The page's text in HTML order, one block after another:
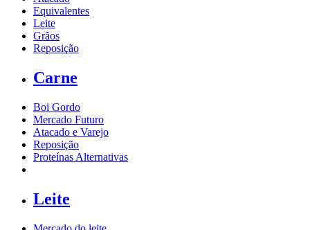
Equivalentes
Leite
Grãos
Reposição
Carne
Boi Gordo
Mercado Futuro
Atacado e Varejo
Reposição
Proteínas Alternativas
Leite